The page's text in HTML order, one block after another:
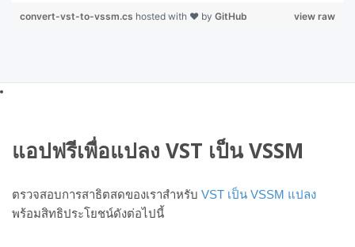
view raw
convert-vst-to-vssm.cs hosted with ❤ by GitHub
แอปฟรีเพื่อแปลง VST เป็น VSSM
ตรวจสอบการสาธิตสดของเราสำหรับ VST เป็น VSSM แปลง
พร้อมสิทธิประโยชน์ดังต่อไปนี้